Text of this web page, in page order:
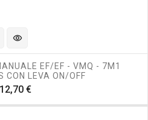
visibility
EF/EF - VMQ - 7M1
CON LEVA ON/OFF
€Prezzo